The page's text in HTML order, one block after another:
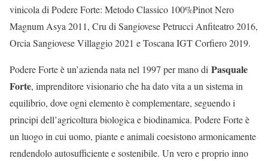
vinicola di Podere Forte: Metodo Classico 100%Pinot Nero
Magnum Asya 2011, Cru di Sangiovese Petrucci Anfiteatro 2016,
Orcia Sangiovese Villaggio 2021 e Toscana IGT Corfiero 2019.
Podere Forte è un’azienda nata nel 1997 per mano di Pasquale
Forte, imprenditore visionario che ha dato vita a un sistema in
equilibrio, dove ogni elemento è complementare, seguendo i
principi dell’agricoltura biologica e biodinamica. Podere Forte è
un luogo in cui uomo, piante e animali coesistono armonicamente
rendendolo autosufficiente e sostenibile. Un vero e proprio inno